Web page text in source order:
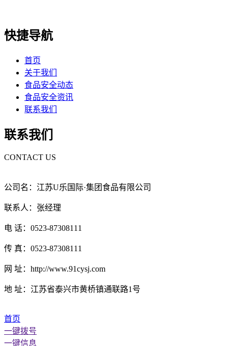
快捷导航
首页
关于我们
食品安全动态
食品安全资讯
联系我们
联系我们
CONTACT US
公司名：江苏U乐国际·集团食品有限公司
联系人：张经理
电 话：0523-87308111
传 真：0523-87308111
网 址：http://www.91cysj.com
地 址：江苏省泰兴市黄桥镇通联路1号
首页
一键拨号
一键信息